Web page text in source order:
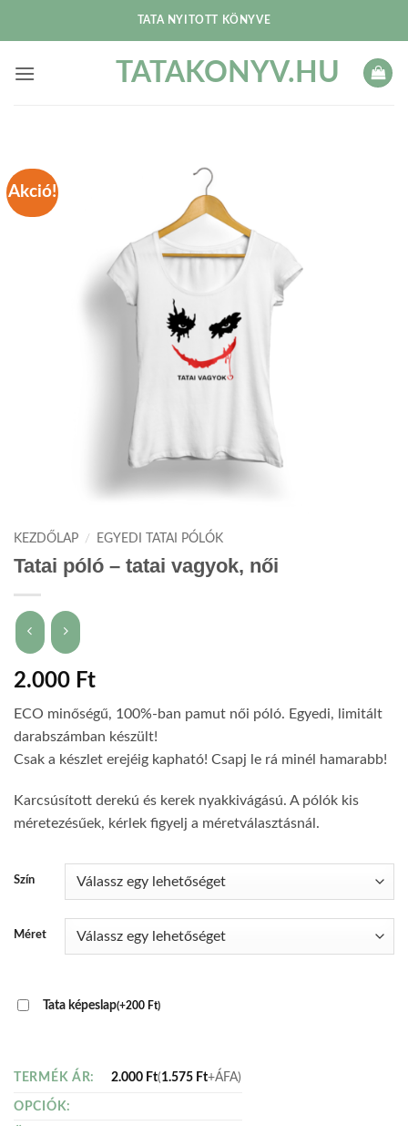
TATA NYITOTT KÖNYVE
TATAKONYV.HU
Akció!
KEZDŐLAP / EGYEDI TATAI PÓLÓK
Tatai póló – tatai vagyok, női
2.000 Ft
ECO minőségű, 100%-ban pamut női póló. Egyedi, limitált
darabszámban készült!
Csak a készlet erejéig kapható! Csapj le rá minél hamarabb!
Karcsúsított derekú és kerek nyakkivágású. A pólók kis
méretezésűek, kérlek figyelj a méretválasztásnál.
Szín
Méret
Tata képeslap(+200 Ft)
TERMÉK ÁR: 2.000 Ft(1.575 Ft+ÁFA)
OPCIÓK: